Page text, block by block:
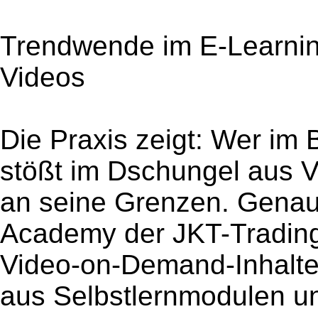
Trendwende im E-
Videos
Die Praxis zeigt: Wer im
stößt im Dschungel aus
an seine Grenzen.
Academy der JKT-
Video-on-Demand-
aus Selbstlernmodulen